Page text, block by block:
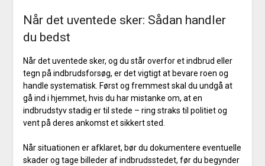
Når det uventede sker: Sådan handler
du bedst
Når det uventede sker, og du står overfor et indbrud eller
tegn på indbrudsforsøg, er det vigtigt at bevare roen og
handle systematisk. Først og fremmest skal du undgå at
gå ind i hjemmet, hvis du har mistanke om, at en
indbrudstyv stadig er til stede – ring straks til politiet og
vent på deres ankomst et sikkert sted.
Når situationen er afklaret, bør du dokumentere eventuelle
skader og tage billeder af indbrudsstedet, før du begynder